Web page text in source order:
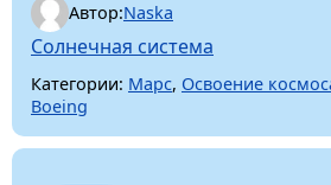
Автор:Naska
Солнечная система
Категории: Марс, Освоение
Boeing